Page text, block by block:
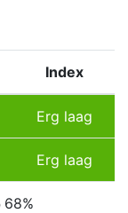
Index
Erg laag
Erg laag
68%